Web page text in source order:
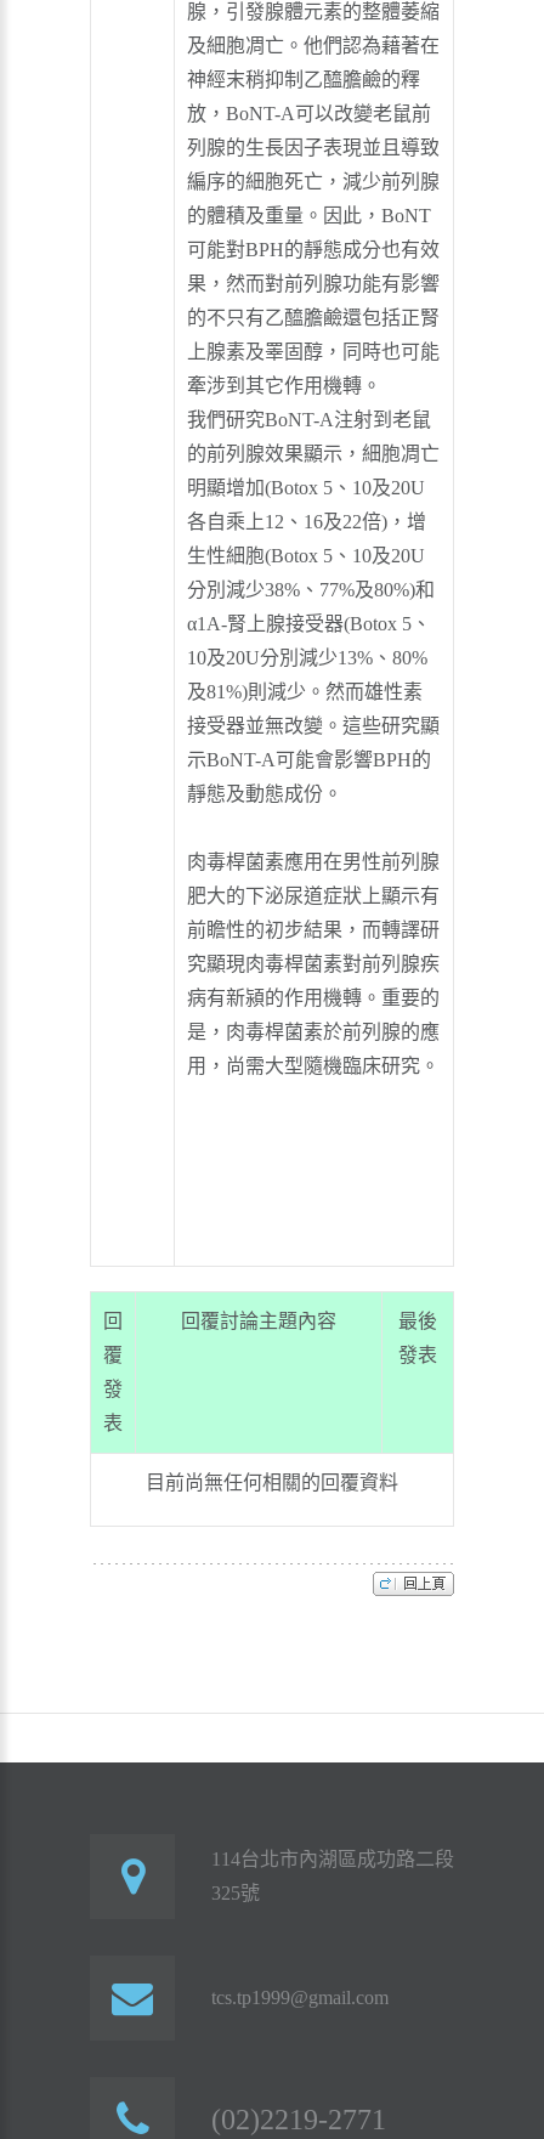
腺，引發腺體元素的整體萎縮
及細胞凋亡。他們認為藉著在
神經末稍抑制乙醯膽鹼的釋
放，BoNT-A可以改變老鼠前
列腺的生長因子表現並且導致
編序的細胞死亡，減少前列腺
的體積及重量。因此，BoNT
可能對BPH的靜態成分也有效
果，然而對前列腺功能有影響
的不只有乙醯膽鹼還包括正腎
上腺素及睪固醇，同時也可能
牽涉到其它作用機轉。
我們研究BoNT-A注射到老鼠
的前列腺效果顯示，細胞凋亡
明顯增加(Botox 5、10及20U
各自乘上12、16及22倍)，增
生性細胞(Botox 5、10及20U
分別減少38%、77%及80%)和
α1A-腎上腺接受器(Botox 5、
10及20U分別減少13%、80%
及81%)則減少。然而雄性素
接受器並無改變。這些研究顯
示BoNT-A可能會影響BPH的
靜態及動態成份。
肉毒桿菌素應用在男性前列腺
肥大的下泌尿道症狀上顯示有
前瞻性的初步結果，而轉譯研
究顯現肉毒桿菌素對前列腺疾
病有新潁的作用機轉。重要的
是，肉毒桿菌素於前列腺的應
用，尚需大型隨機臨床研究。
回
覆
發
表
回覆討論主題內容
最後
發表
目前尚無任何相關的回覆資料
114台北市內湖區成功路二段
325號
tcs.tp1999@gmail.com
(02)2219-2771